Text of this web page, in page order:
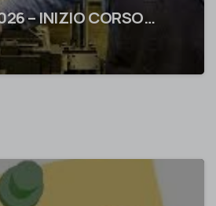
– INIZIO CORSO…